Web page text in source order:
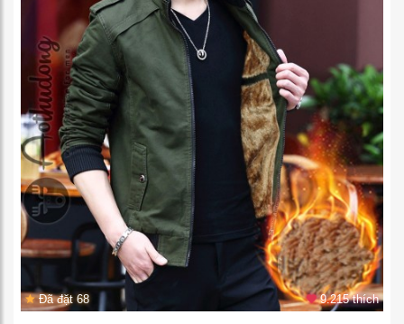
Đã đặt 68 9.215 thích